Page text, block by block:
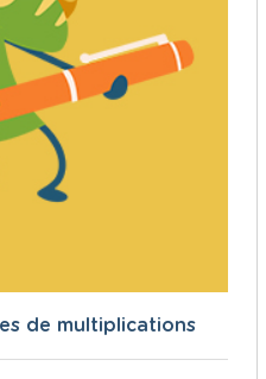
de multiplications